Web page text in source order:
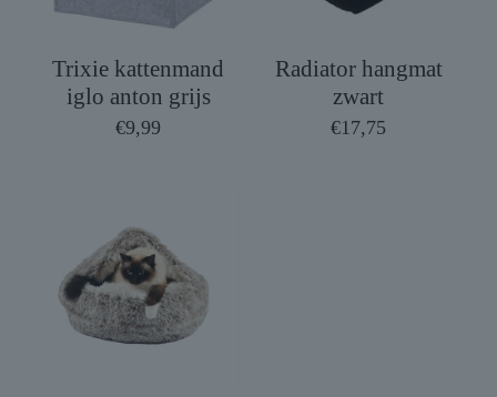
Trixie kattenmand
iglo anton grijs
€9,99
Radiator hangmat
zwart
€17,75